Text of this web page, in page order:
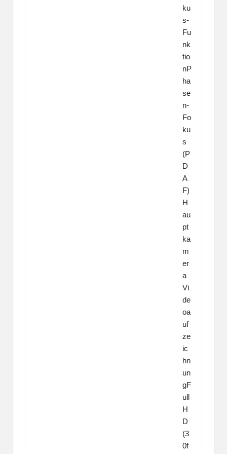
ku
s-
Fu
nk
tio
nP
ha
se
n-
Fo
ku
s
(P
D
A
F)
H
au
pt
ka
m
er
a
Vi
de
oa
uf
ze
ic
hn
un
gF
ull
H
D
(3
0f